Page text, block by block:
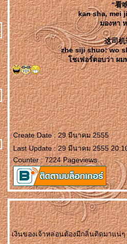
“看
kan sha, mei
มองหา
这司机说
zhe siji shuo: wo
ชเฟอร์ตอบว่า ผม
Create Date : 29 มีนาคม 2555
Last Update : 29 มีนาคม 2555
Counter : 7224 Pageviews.
เงินของเจ้าหล่อนต้องมีกลิ่นติดมาแน่ๆ